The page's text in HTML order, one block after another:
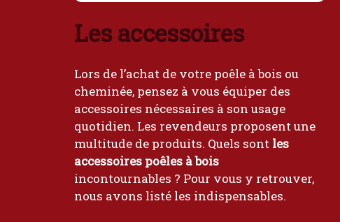
Les accessoires
Lors de l’achat de votre poêle à bois ou
cheminée, pensez à vous équiper des
accessoires nécessaires à son usage
quotidien. Les revendeurs proposent une
multitude de produits. Quels sont les
accessoires poêles à bois
incontournables ? Pour vous y retrouver,
nous avons listé les indispensables.